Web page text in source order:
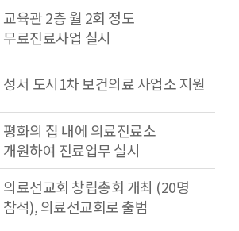
교육관 2층 월 2회 정도
무료진료사업 실시
성서 도시1차 보건의료 사업소 지원
평화의 집 내에 의료진료소
개원하여 진료업무 실시
의료선교회 창립총회 개최 (20명
참석), 의료선교회로 출범